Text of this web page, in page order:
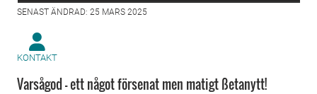
SENAST ÄNDRAD: 25 MARS 2025
KONTAKT
Varsågod - ett något försenat men matigt ßetanytt!